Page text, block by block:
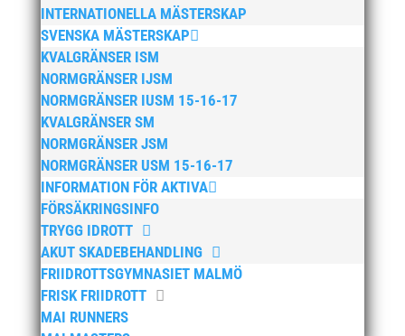
INTERNATIONELLA MÄSTERSKAP
SVENSKA MÄSTERSKAP
KVALGRÄNSER ISM
NORMGRÄNSER IJSM
NORMGRÄNSER IUSM 15-16-17
KVALGRÄNSER SM
NORMGRÄNSER JSM
NORMGRÄNSER USM 15-16-17
INFORMATION FÖR AKTIVA
FÖRSÄKRINGSINFO
TRYGG IDROTT
AKUT SKADEBEHANDLING
FRIIDROTTSGYMNASIET MALMÖ
FRISK FRIIDROTT
MAI RUNNERS
augusti 2024
juni 2024
april 2024
mars 2024
februari 2024
januari 2024
december 2023
maj 2023
april 2023
januari 2023
november 2022
oktober 2022